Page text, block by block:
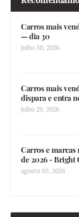
Carros mais
— dia 30
julho 30, 2026
Carros mais
dispara e entra
julho 29, 2026
Carros e
de 2026 - Bright
agosto 03, 2026